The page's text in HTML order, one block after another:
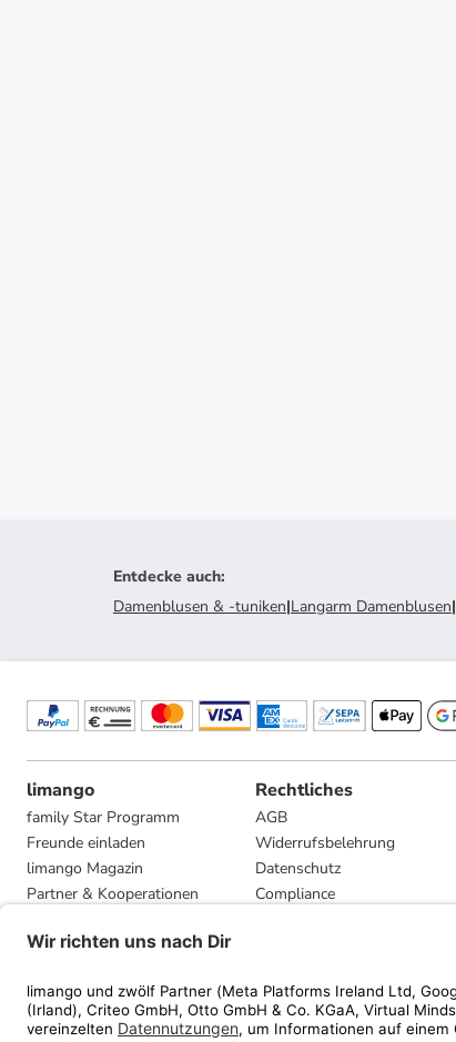
Entdecke auch:
Damenblusen & -tuniken|Langarm Damenblusen|
limango
family Star Programm
Freunde einladen
limango Magazin
Partner & Kooperationen
Presse
Rechtliches
AGB
Widerrufsbelehrung
Datenschutz
Compliance